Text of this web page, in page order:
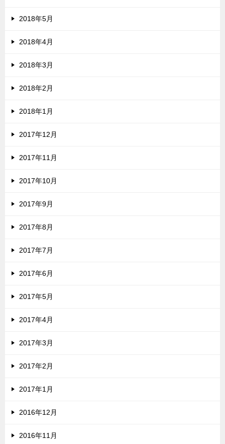
2018年5月
2018年4月
2018年3月
2018年2月
2018年1月
2017年12月
2017年11月
2017年10月
2017年9月
2017年8月
2017年7月
2017年6月
2017年5月
2017年4月
2017年3月
2017年2月
2017年1月
2016年12月
2016年11月